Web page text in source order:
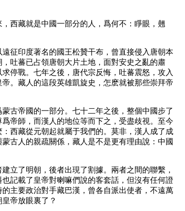
西藏就是中國一部分的人，爲何不：睜眼，翹
征印度著名的國王松贊干布，曾直接侵入唐朝本
吐蕃已占領唐朝大片土地，面對安史之亂的肅
停戰。七年之後，唐代宗反悔，吐蕃震怒，攻入
。藏人的這段英雄凱旋史，怎麽就被那些崇拜帝
古帝國的一部分。七十二年之後，整個中國步了
帝師，而漢人的地位等而下之，受盡歧視。至今
西藏從元朝起就屬于我們的。莫非，漢人成了成
古人的親疏關係，藏人是不是更有理由說：中國
立了明朝，後者出現了割據。兩者之間的聯繫，
記載了皇帝對喇嘛們說的客套話，但沒有任何證
主要政治對手藏巴漢，曾各自派出使者，不遠萬
帝放眼裏了？